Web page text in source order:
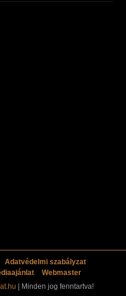
Adatvédelmi szabályzat
Webmaster
| Minden jog fenntartva!